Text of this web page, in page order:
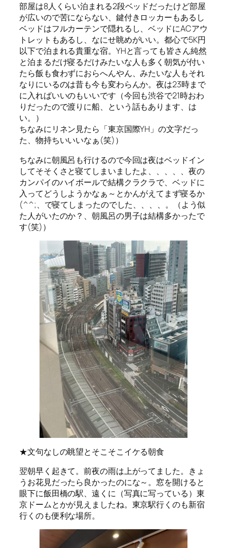
部屋は8人くらい泊まれる2段ベッドだったけど部屋
が広いので苦にならない、鍵付きロッカーもあるし
ベッドはフルカーテンで隠れるし、ベッドにACアウ
トレットもあるし、なにせ眺めがいい。都心で5K円
以下で泊まれる貴重な宿。YHと言っても皆さん純然
と泊まるだけ寝るだけみたいな人も多く朝気が付い
たら飯も食わずにおらへんやん、みたいな人もそれ
なりにいるのは昔も今も変わらんか。夜は23時まで
に入ればいいのもいいです（今回も渋谷で21時おわ
りだったので渡りに船、という話もあります、は
い。）
ちなみにリネン見たら「東京国際YH」の文字だっ
た、物持ちいいいなぁ(笑)）
ちなみに朝風呂も行けるので今回は夜はベッドイン
してそそくさと寝てしまいましたよ、、、、、夜の
カンパイのハイボールで結構クラクラで、ベッドに
入ってどうしようかなぁ～とかんがえてまず寝るか
(^^;、で寝てしまったのでした、、、、。（よう似
た人がいたのか？、朝風呂の男子は結構多かったで
す(笑)）
★文句なしの眺望とそこそこイケる朝食
翌朝早く起きて。前夜の雨は上がってました。きょ
うお花見だったら良かったのにな～。窓を開けると
眼下に飯田橋の駅、遠くに（写真に写っている）東
京ドームとかが見えましたね。東京駅行くのも新宿
行くのも便利な場所。